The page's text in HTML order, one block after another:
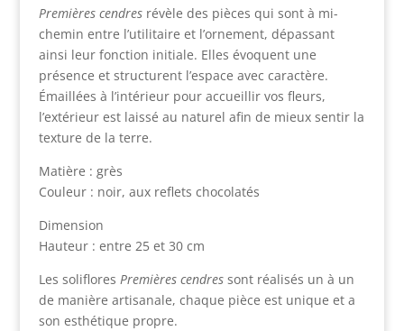
Premières cendresrévèle des pièces qui sont à mi-
chemin entre l’utilitaire et l’ornement, dépassant
ainsi leur fonction initiale. Elles évoquent une
présence et structurent l’espace avec caractère.
Émaillées à l’intérieur pour accueillir vos fleurs,
l’extérieur est laissé au naturel afin de mieux sentir la
texture de la terre.
Matière : grès
Couleur : noir, aux reflets chocolatés
Dimension
Hauteur : entre 25 et 30 cm
Les soliflores Premières cendressont réalisés un à un
de manière artisanale, chaque pièce est unique et a
son esthétique propre.